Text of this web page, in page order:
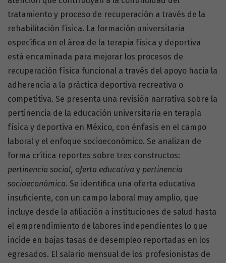
tratamiento y proceso de recuperación a través de la
rehabilitación física. La formación universitaria
específica en el área de la terapia física y deportiva
está encaminada para mejorar los procesos de
recuperación física funcional a través del apoyo hacia la
adherencia a la práctica deportiva recreativa o
competitiva. Se presenta una revisión narrativa sobre la
pertinencia de la educación universitaria en terapia
física y deportiva en México, con énfasis en el campo
laboral y el enfoque socioeconómico. Se analizan de
forma crítica reportes sobre tres constructos:
pertinencia social, oferta educativa y pertinencia
socioeconómica. Se identifica una oferta educativa
insuficiente, con un campo laboral muy amplio, que
incluye desde la afiliación a instituciones de salud hasta
el emprendimiento de labores independientes lo que
incide en bajas tasas de desempleo reportadas en los
egresados. El salario mensual de los profesionistas de